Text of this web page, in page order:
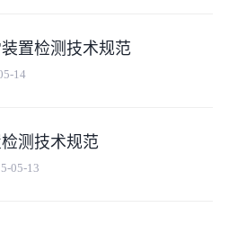
置检测技术规范
14
测技术规范
05-13